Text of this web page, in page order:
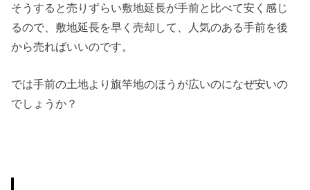
そうすると売りずらい敷地延長が手前と比べて安く感じ
るので、敷地延長を早く売却して、人気のある手前を後
から売ればいいのです。
では手前の土地より旗竿地のほうが広いのになぜ安いの
でしょうか？